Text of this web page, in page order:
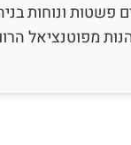
ונוחות
מפוטנציאל